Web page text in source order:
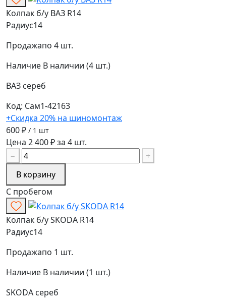
Колпак б/у ВАЗ R14
Радиус14
Продажапо 4 шт.
Наличие В наличии (4 шт.)
ВАЗ сереб
Код: Сам1-42163
+Скидка 20% на шиномонтаж
600 ₽ / 1 шт
Цена 2 400 ₽ за 4 шт.
−
+
В корзину
С пробегом
Колпак б/у SKODA R14
Радиус14
Продажапо 1 шт.
Наличие В наличии (1 шт.)
SKODA сереб